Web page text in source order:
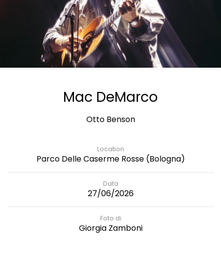
Mac DeMarco
Otto Benson
Location
Parco Delle Caserme Rosse (Bologna)
Data
27/06/2026
Foto di
Giorgia Zamboni